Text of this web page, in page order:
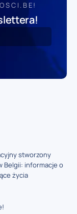
stworzony
Belgii: informacje o
życia